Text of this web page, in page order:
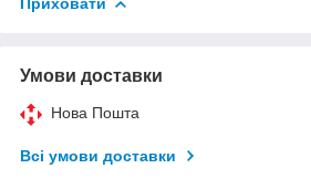
Умови доставки
Нова Пошта
Всі умови доставки